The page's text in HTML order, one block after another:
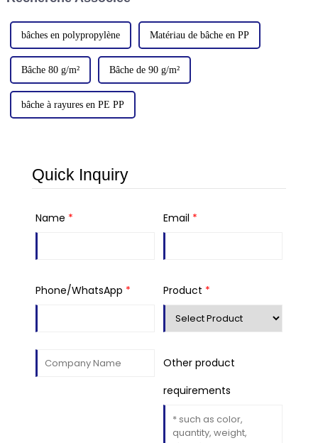
bâches en polypropylène Matériau de bâche en PP
Bâche 80 g/m² Bâche de 90 g/m²
bâche à rayures en PE PP
Quick Inquiry
Name * Email *
Phone/WhatsApp * Product *
Other product
requirements